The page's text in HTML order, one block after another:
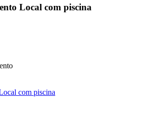
Local com piscina
com piscina